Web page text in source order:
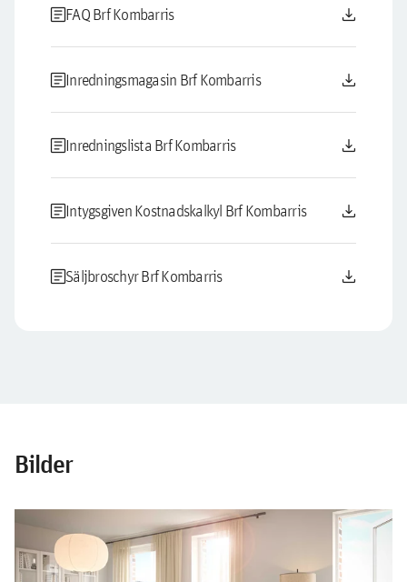
articleFAQ Brf Kombarris download
articleInredningsmagasin Brf Kombarris download
articleInredningslista Brf Kombarris download
articleIntygsgiven Kostnadskalkyl Brf Kombarris download
articleSäljbroschyr Brf Kombarris download
Bilder